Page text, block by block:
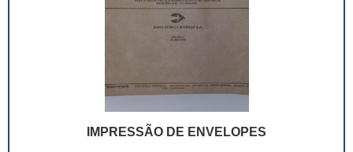
IMPRESSÃO DE ENVELOPES